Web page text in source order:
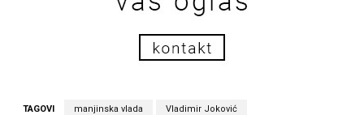
TAGOVI manjinska vlada Vladimir Joković